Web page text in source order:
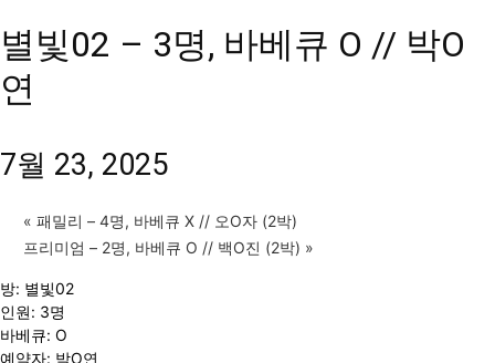
별빛02 – 3명, 바베큐 O // 박O
연
7월 23, 2025
« 패밀리 – 4명, 바베큐 X // 오O자 (2박)
프리미엄 – 2명, 바베큐 O // 백O진 (2박) »
방: 별빛02
인원: 3명
바베큐: O
예약자: 박O연